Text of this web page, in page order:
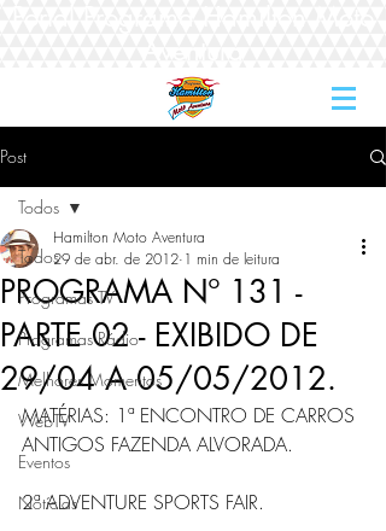
Post
Todos
Programas TV
Programas Rádio
Melhores Momentos
WebTV
Eventos
Notícias
Todos
PROGRAMA Nº 131 -
PARTE 02 - EXIBIDO DE
29/04 A 05/05/2012.
Hamilton Moto Aventura
29 de abr. de 2012 1 min de leitura
MATÉRIAS: 1ª ENCONTRO DE CARROS
ANTIGOS FAZENDA ALVORADA.
2ª ADVENTURE SPORTS FAIR.